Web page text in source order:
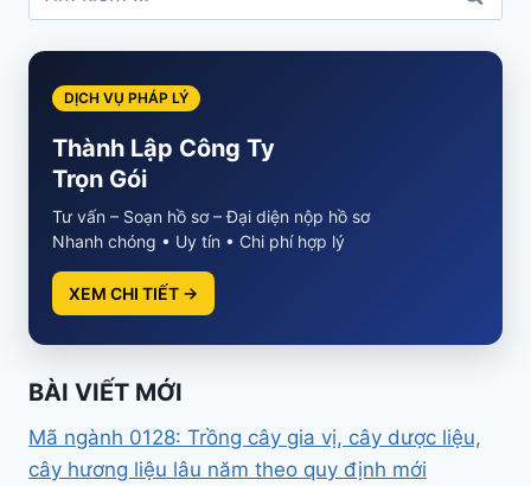
kiếm
cho:
DỊCH VỤ PHÁP LÝ
Thành Lập Công Ty
Trọn Gói
Tư vấn – Soạn hồ sơ – Đại diện nộp hồ sơ
Nhanh chóng • Uy tín • Chi phí hợp lý
XEM CHI TIẾT →
BÀI VIẾT MỚI
Mã ngành 0128: Trồng cây gia vị, cây dược liệu,
cây hương liệu lâu năm theo quy định mới